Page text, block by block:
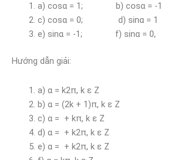
a) cosα = 1; b) cosα = -1
c) cosα = 0; d) sinα = 1
e) sinα = -1; f) sinα = 0,
Hướng dẫn giải:
a) α = k2π, k ε Z
b) α = (2k + 1)π, k ε Z
c) α = + kπ, k ε Z
d) α = + k2π, k ε Z
e) α = + k2π, k ε Z